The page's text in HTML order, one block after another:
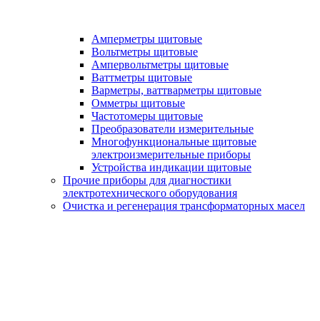
Амперметры щитовые
Вольтметры щитовые
Ампервольтметры щитовые
Ваттметры щитовые
Варметры, ваттварметры щитовые
Омметры щитовые
Частотомеры щитовые
Преобразователи измерительные
Многофункциональные щитовые
электроизмерительные приборы
Устройства индикации щитовые
Прочие приборы для диагностики
электротехнического оборудования
Очистка и регенерация трансформаторных масел